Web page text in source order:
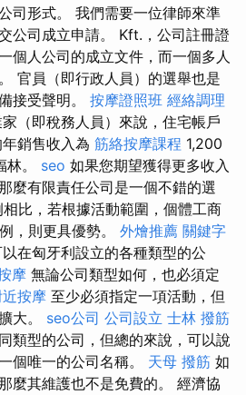
司形式。 我們需要一位律師來準
公司成立申請。 Kft.，公司註冊證
個人公司的成立文件，而一個多人
官員（即行政人員）的選舉也是
接受聲明。 按摩證照班 經絡調理
（即稅務人員）來說，住宅帳戶
銷售收入為 筋絡按摩課程 1,200
林。 seo 如果您期望獲得更多收入
麼有限責任公司是一個不錯的選
比，若根據活動範圍，個體工商
，則更具優勢。 外燴推薦 關鍵字
在匈牙利設立的各種類型的公
摩 無論公司類型如何，也必須定
近按摩 至少必須指定一項活動，但
大。 seo公司 公司設立 士林 撥筋
類型的公司，但總的來說，可以說
個唯一的公司名稱。 天母 撥筋 如
麼其維護也不是免費的。 經濟協